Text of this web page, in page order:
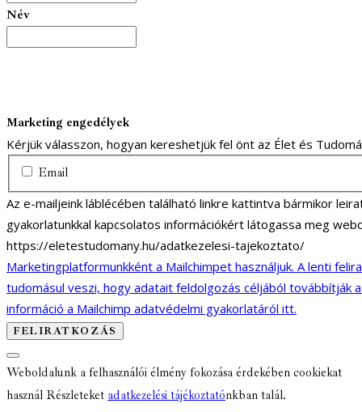
Név
Marketing engedélyek
Kérjük válasszon, hogyan kereshetjük fel önt az Élet és
Email
Az e-mailjeink láblécében található linkre kattintva bármikor
gyakorlatunkkal kapcsolatos információkért látogassa meg
https://eletestudomany.hu/adatkezelesi-tajekoztato/
Marketingplatformunkként a Mailchimpet használjuk. A lenti
tudomásul veszi, hogy adatait feldolgozás céljából továbbítják
információ a Mailchimp adatvédelmi gyakorlatáról itt.
Weboldalunk a felhasználói élmény fokozása érdekében cookiekat
használ Részleteket adatkezelési tájékoztatónkban talál.